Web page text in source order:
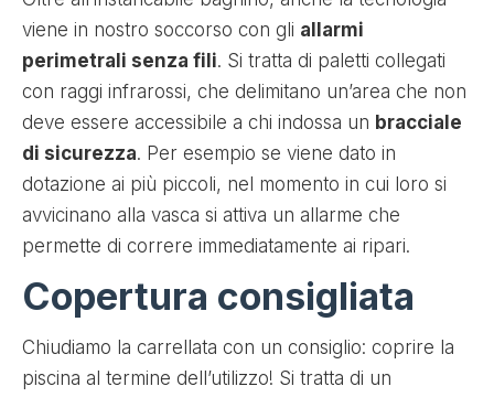
viene in nostro soccorso con gli allarmi
perimetrali senza fili. Si tratta di paletti collegati
con raggi infrarossi, che delimitano un’area che non
deve essere accessibile a chi indossa un bracciale
di sicurezza. Per esempio se viene dato in
dotazione ai più piccoli, nel momento in cui loro si
avvicinano alla vasca si attiva un allarme che
permette di correre immediatamente ai ripari.
Copertura consigliata
Chiudiamo la carrellata con un consiglio: coprire la
piscina al termine dell’utilizzo! Si tratta di un